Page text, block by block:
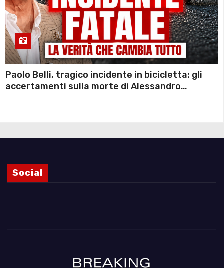
Paolo Belli, tragico incidente in bicicletta: gli
accertamenti sulla morte di Alessandro
Social